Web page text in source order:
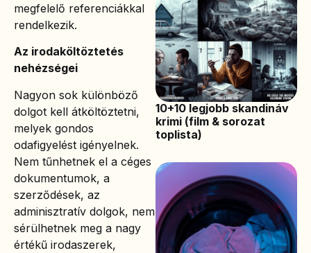
megfelelő referenciákkal
rendelkezik.
Az irodaköltöztetés
nehézségei
Nagyon sok különböző
dolgot kell átköltöztetni,
melyek gondos
odafigyelést igényelnek.
Nem tűnhetnek el a céges
dokumentumok, a
szerződések, az
adminisztratív dolgok, nem
sérülhetnek meg a nagy
értékű irodaszerek,
10+10 legjobb skandináv
krimi (film & sorozat
toplista)